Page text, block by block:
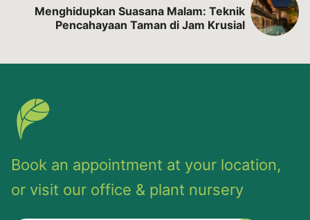
Menghidupkan Suasana Malam: Teknik
Pencahayaan Taman di Jam Krusial
Book an appointment at your location,
or visit our office & plant nursery